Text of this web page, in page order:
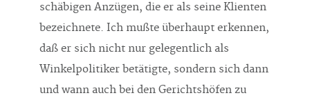
schäbigen Anzügen, die er als seine Klienten
bezeichnete. Ich mußte überhaupt erkennen,
daß er sich nicht nur gelegentlich als
Winkelpolitiker betätigte, sondern sich dann
und wann auch bei den Gerichtshöfen zu